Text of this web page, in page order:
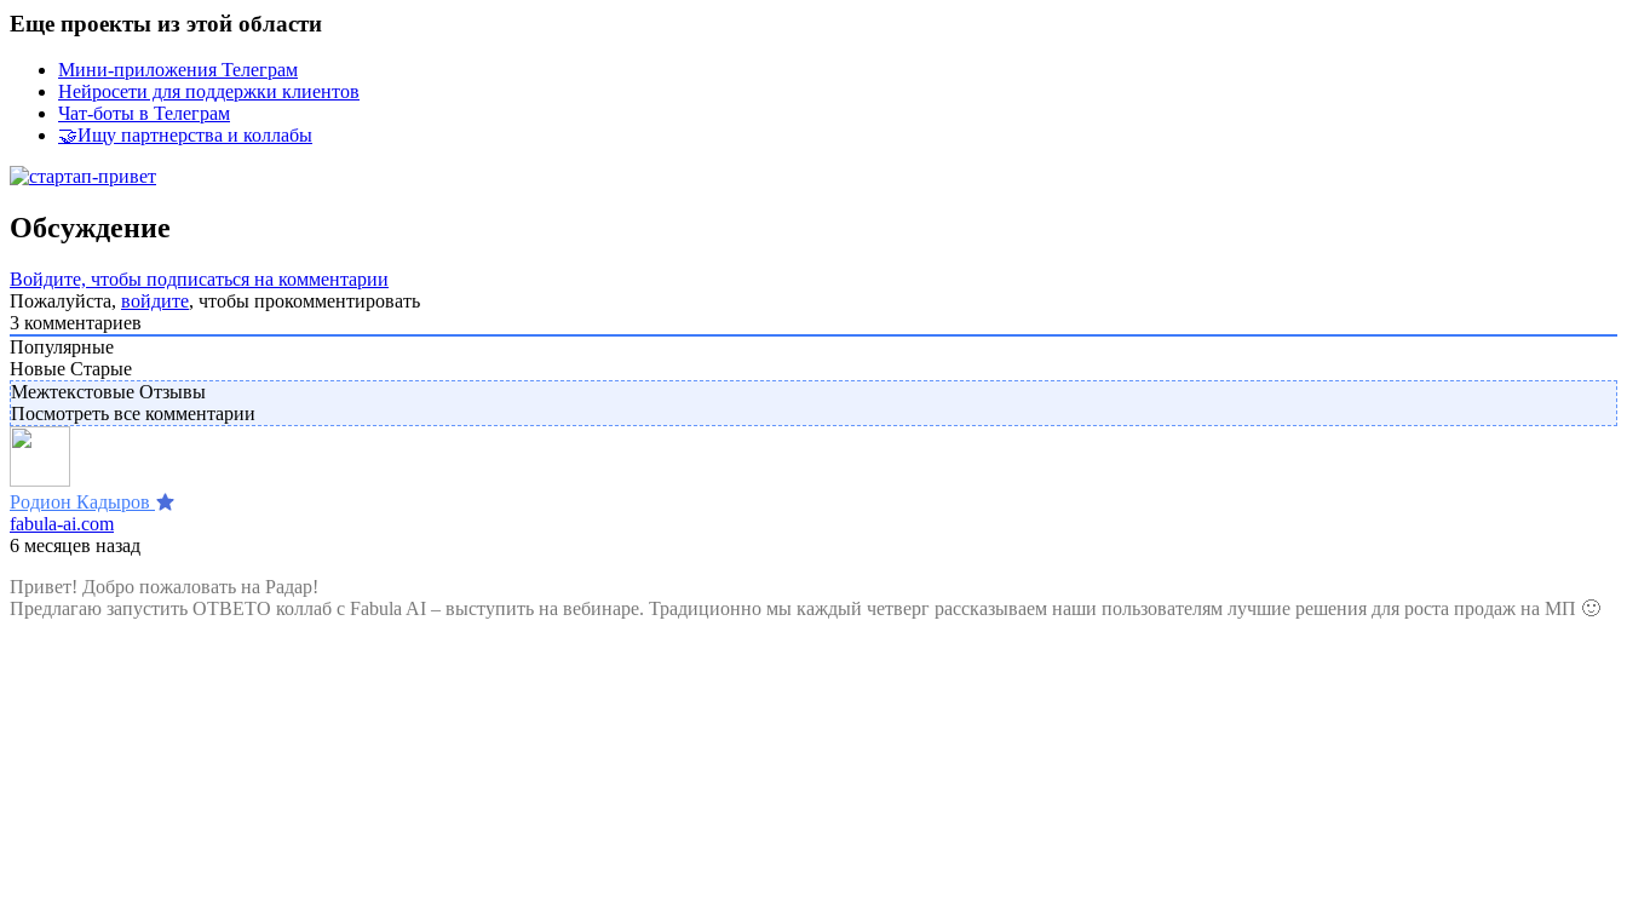
Еще проекты из этой области
Мини-приложения Телеграм
Нейросети для поддержки клиентов
Чат-боты в Телеграм
🤝Ищу партнерства и коллабы
Обсуждение
Войдите, чтобы подписаться на комментарии
Пожалуйста, войдите, чтобы прокомментировать
3 комментариев
Популярные
Новые Старые
Межтекстовые Отзывы
Посмотреть все комментарии
Родион Кадыров
fabula-ai.com
6 месяцев назад
Привет! Добро пожаловать на Радар!
Предлагаю запустить ОТВЕТО коллаб с Fabula AI – выступить на вебинаре. Традиционно мы каждый четверг рассказываем наши пользователям лучшие решения для роста продаж на МП 🙂